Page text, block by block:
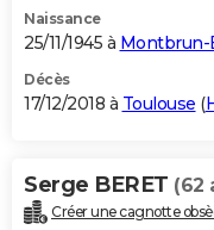
Naissance
25/11/1945 à Montbrun-
Décès
17/12/2018 à Toulouse (
Serge BERET (62
Créer une cagnotte